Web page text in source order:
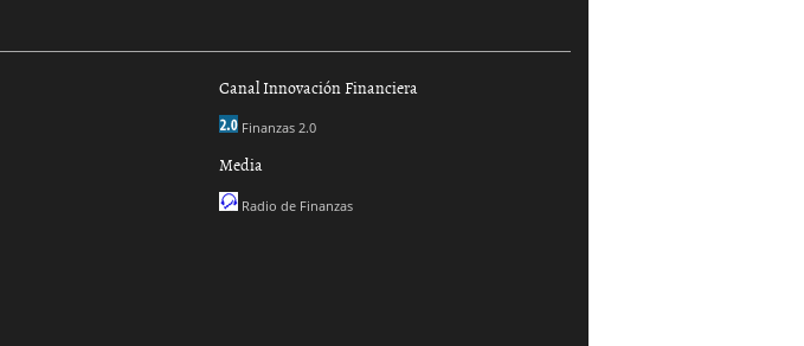
Canal Innovación Financiera
Finanzas 2.0
Media
Radio de Finanzas